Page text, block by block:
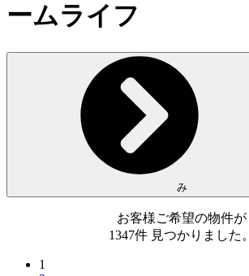
ームライフ
み
お客様ご希望の物件が
1347件 見つかりました。
1